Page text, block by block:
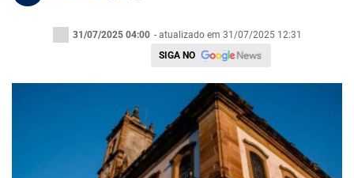
31/07/2025 04:00 - atualizado em 31/07/2025 12:31
SIGA NO